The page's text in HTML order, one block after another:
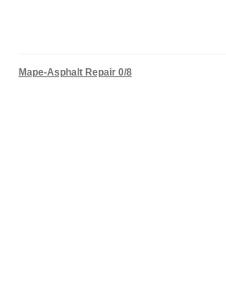
Mape-Asphalt Repair 0/8